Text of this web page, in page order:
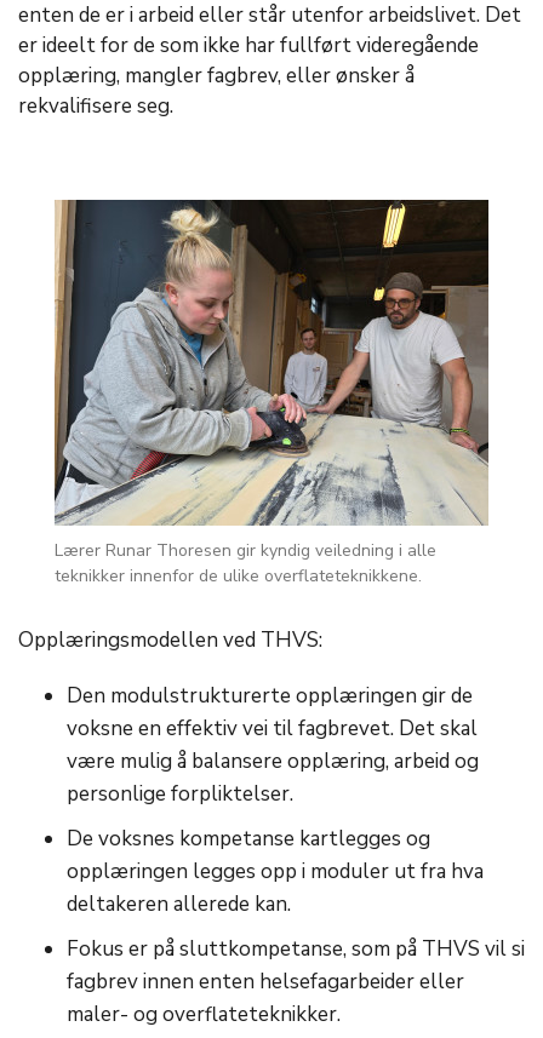
enten de er i arbeid eller står utenfor arbeidslivet. Det
er ideelt for de som ikke har fullført videregående
opplæring, mangler fagbrev, eller ønsker å
rekvalifisere seg.
Lærer Runar Thoresen gir kyndig veiledning i alle
teknikker innenfor de ulike overflateteknikkene.
Opplæringsmodellen ved THVS:
Den modulstrukturerte opplæringen gir de
voksne en effektiv vei til fagbrevet. Det skal
være mulig å balansere opplæring, arbeid og
personlige forpliktelser.
De voksnes kompetanse kartlegges og
opplæringen legges opp i moduler ut fra hva
deltakeren allerede kan.
Fokus er på sluttkompetanse, som på THVS vil si
fagbrev innen enten helsefagarbeider eller
maler- og overflateteknikker.